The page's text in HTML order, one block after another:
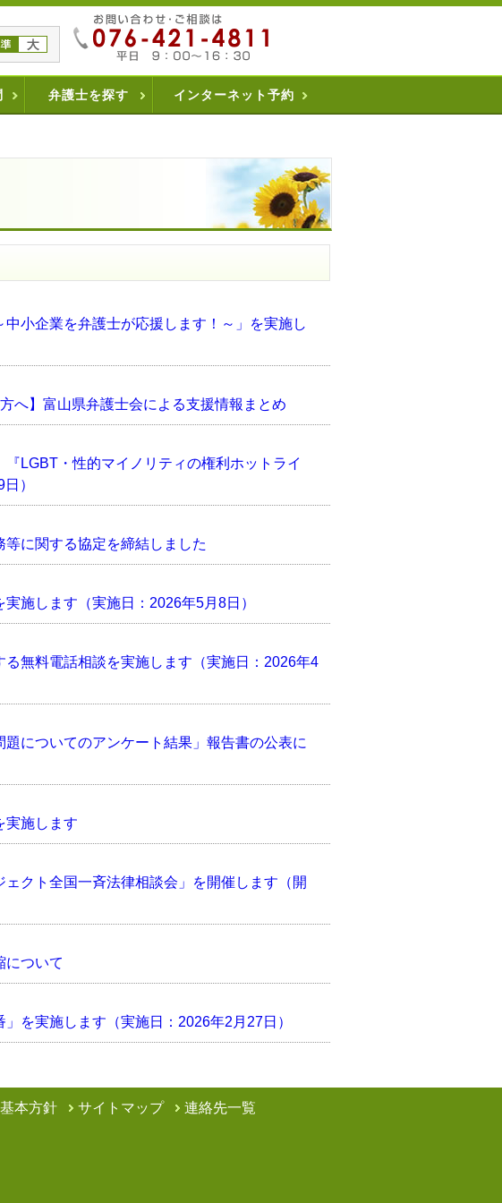
弁護士を探す インターネット予約
小企業を弁護士が応援します！～」を実施し
へ】富山県弁護士会による支援情報まとめ
LGBT・性的マイノリティの権利ホットライ
）
に関する協定を締結しました
施します（実施日：2026年5月8日）
無料電話相談を実施します（実施日：2026年4
題についてのアンケート結果」報告書の公表に
実施します
クト全国一斉法律相談会」を開催します（開
について
を実施します（実施日：2026年2月27日）
本方針 サイトマップ
連絡先一覧